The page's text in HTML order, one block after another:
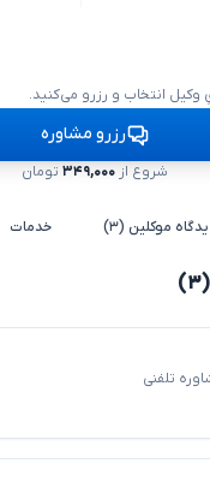
وکیل انتخاب و رزرو می‌کنید.
رزرو مشاوره
شروع از ۳۴۹,۰۰۰تومان
موکلین (۳) خدمات
تلفنی